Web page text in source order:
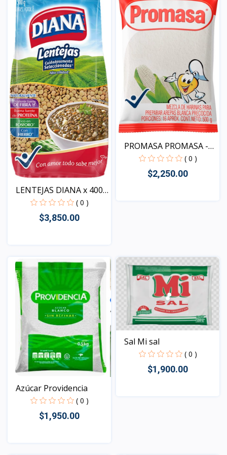
LENTEJAS DIANA x 400
( 0 )
$3,850.00
PROMASA PROMASA -
BLANC...
( 0 )
$2,250.00
Azúcar Providencia
( 0 )
$1,950.00
Sal Mi sal
( 0 )
$1,900.00